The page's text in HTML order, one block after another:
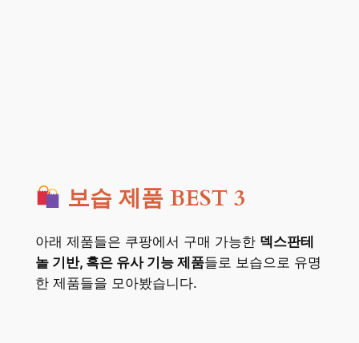
보습 제품 BEST 3
아래 제품들은 쿠팡에서 구매 가능한 덱스판테
놀 기반, 혹은 유사 기능 제품들로 보습으로 유명
한 제품들을 모아봤습니다.